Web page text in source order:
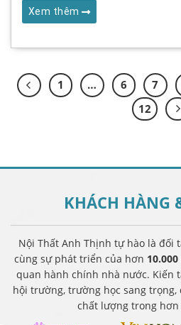
Xem thêm
1 … 6 7
12
KHÁCH HÀNG
Nội Thất Anh Thịnh tự hào là đối
cùng sự phát triển của hơn 10.000
quan hành chính nhà nước. Kiến
hội trường, trường học sang
chất lượng trong hơn